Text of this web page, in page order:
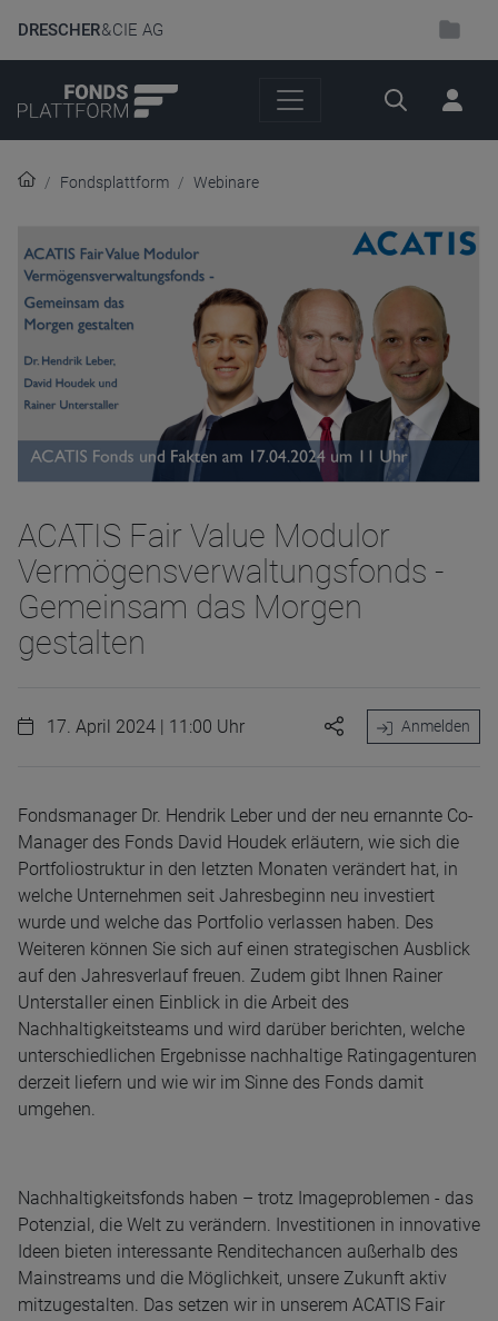
DRESCHER& CIE AG
Suche
Fondsplattform Webinare
ACATIS Fair Value Modulor
Vermögensverwaltungsfonds -
Gemeinsam das Morgen
gestalten
17. April 2024 | 11:00 Uhr Anmelden
Fondsmanager Dr. Hendrik Leber und der neu ernannte Co-
Manager des Fonds David Houdek erläutern, wie sich die
Portfoliostruktur in den letzten Monaten verändert hat, in
welche Unternehmen seit Jahresbeginn neu investiert
wurde und welche das Portfolio verlassen haben. Des
Weiteren können Sie sich auf einen strategischen Ausblick
auf den Jahresverlauf freuen. Zudem gibt Ihnen Rainer
Unterstaller einen Einblick in die Arbeit des
Nachhaltigkeitsteams und wird darüber berichten, welche
unterschiedlichen Ergebnisse nachhaltige Ratingagenturen
derzeit liefern und wie wir im Sinne des Fonds damit
umgehen.
Nachhaltigkeitsfonds haben – trotz Imageproblemen - das
Potenzial, die Welt zu verändern. Investitionen in innovative
Ideen bieten interessante Renditechancen außerhalb des
Mainstreams und die Möglichkeit, unsere Zukunft aktiv
mitzugestalten. Das setzen wir in unserem ACATIS Fair